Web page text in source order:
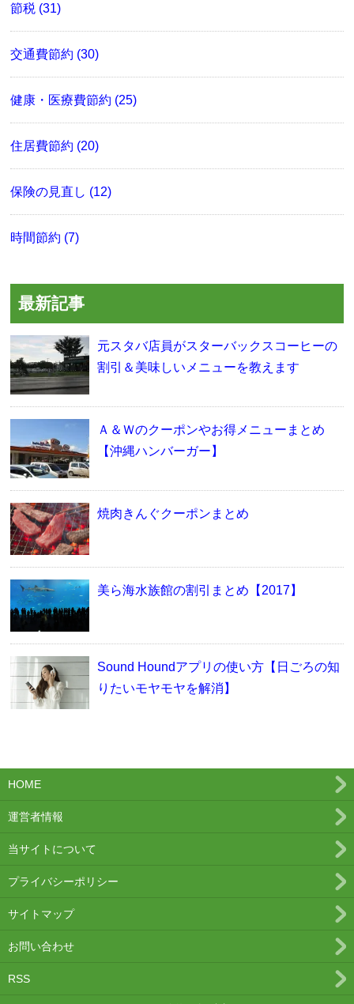
節税 (31)
交通費節約 (30)
健康・医療費節約 (25)
住居費節約 (20)
保険の見直し (12)
時間節約 (7)
最新記事
元スタバ店員がスターバックスコーヒーの
割引＆美味しいメニューを教えます
Ａ＆Ｗのクーポンやお得メニューまとめ
【沖縄ハンバーガー】
焼肉きんぐクーポンまとめ
美ら海水族館の割引まとめ【2017】
Sound Houndアプリの使い方【日ごろの知
りたいモヤモヤを解消】
HOME
運営者情報
当サイトについて
プライバシーポリシー
サイトマップ
お問い合わせ
RSS